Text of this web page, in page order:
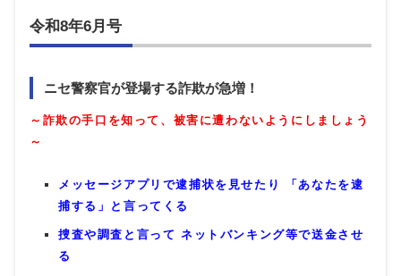
令和8年6月号
ニセ警察官が登場する詐欺が急増！
～詐欺の手口を知って、被害に遭わないようにしましょう
～
メッセージアプリで逮捕状を見せたり 「あなたを逮
捕する」と言ってくる
捜査や調査と言って ネットバンキング等で送金させ
る